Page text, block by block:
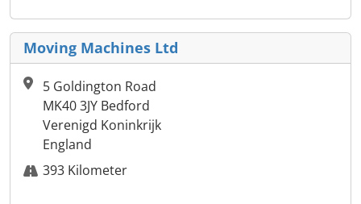
Moving Machines Ltd
5 Goldington Road
MK40 3JY Bedford
Verenigd Koninkrijk
England
393 Kilometer